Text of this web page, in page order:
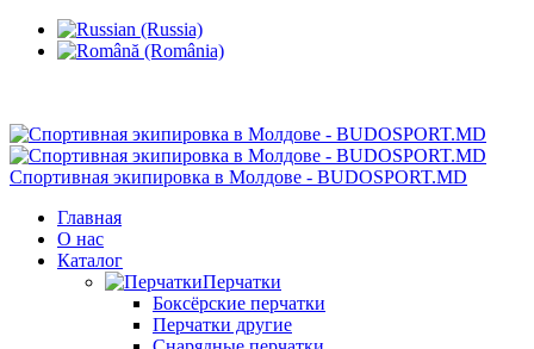
Спортивная экипировка в Молдове - BUDOSPORT.MD
Главная
О нас
Каталог
Перчатки
Боксёрские перчатки
Перчатки другие